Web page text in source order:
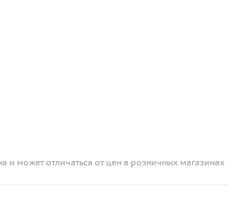
и может отличаться от цен в розничных магазинах